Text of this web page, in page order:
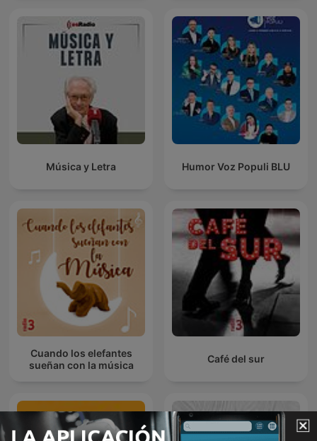
Música y Letra Humor Voz Populi BLU
Cuando los elefantes
sueñan con la música
Café del sur